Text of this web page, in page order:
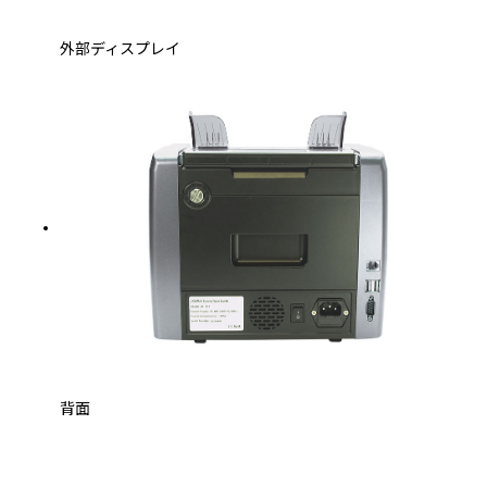
外部ディスプレイ
背面